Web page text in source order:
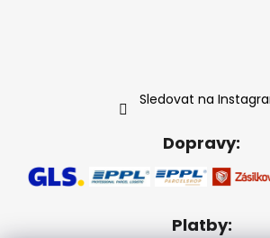
Sledovat na
Dopravy:
Platby: